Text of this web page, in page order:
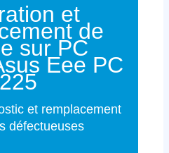
et
de
sur PC
Eee PC
et remplacement
défectueuses